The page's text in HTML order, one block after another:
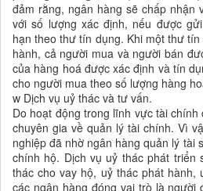
đảm rằng, ngân hàng sẽ chấp nhận
với số lượng xác định, nếu được
hạn theo thư tín dụng. Khi một thư
hành, cả người mua và người bán
của hàng hoá được xác định và tín
cho người mua theo số lượng hàng
w Dịch vụ uỷ thác và tư vấn.
Do hoạt động trong lĩnh vực tài
chuyên gia về quản lý tài chính. Vì
nghiệp đã nhờ ngân hàng quản lý tài
chính hộ. Dịch vụ uỷ thác phát triển
thác cho vay hộ, uỷ thác phát hành,
các ngân hàng đóng vai trò là người